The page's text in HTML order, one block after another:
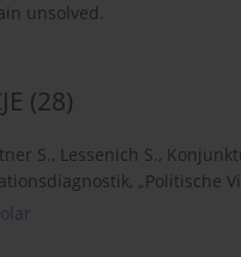
unsolved.
(28)
S., Lessenich S.,
„Politische